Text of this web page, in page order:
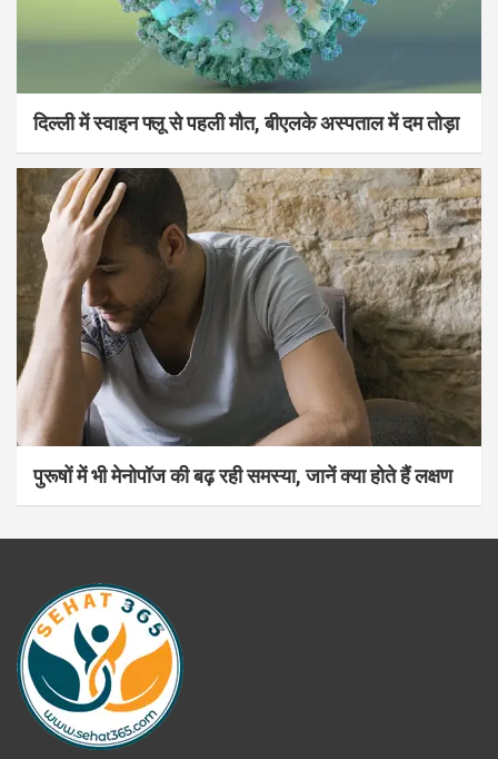
दिल्ली में स्वाइन फ्लू से पहली मौत, बीएलके अस्पताल में दम तोड़ा
पुरूषों में भी मेनोपॉज की बढ़ रही समस्या, जानें क्या होते हैं लक्षण